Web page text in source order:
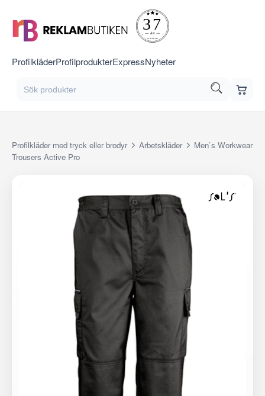
ProfilkläderProfilprodukterExpressNyheter
Profilkläder med tryck eller brodyr Arbetskläder
Men`s Workwear
Trousers Active Pro